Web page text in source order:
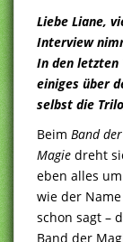
Liebe Liane,
Interview
In den letzten
einiges über
selbst die
Beim Band der
Magie dreht
eben alles
wie der Name
schon sagt –
Band der